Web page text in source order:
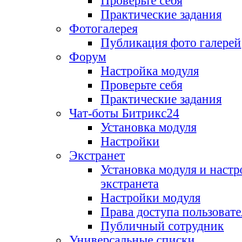
Практические задания
Фотогалерея
Публикация фото галерей
Форум
Настройка модуля
Проверьте себя
Практические задания
Чат-боты Битрикс24
Установка модуля
Настройки
Экстранет
Установка модуля и
экстранета
Настройки модуля
Права доступа
Публичный сотрудник